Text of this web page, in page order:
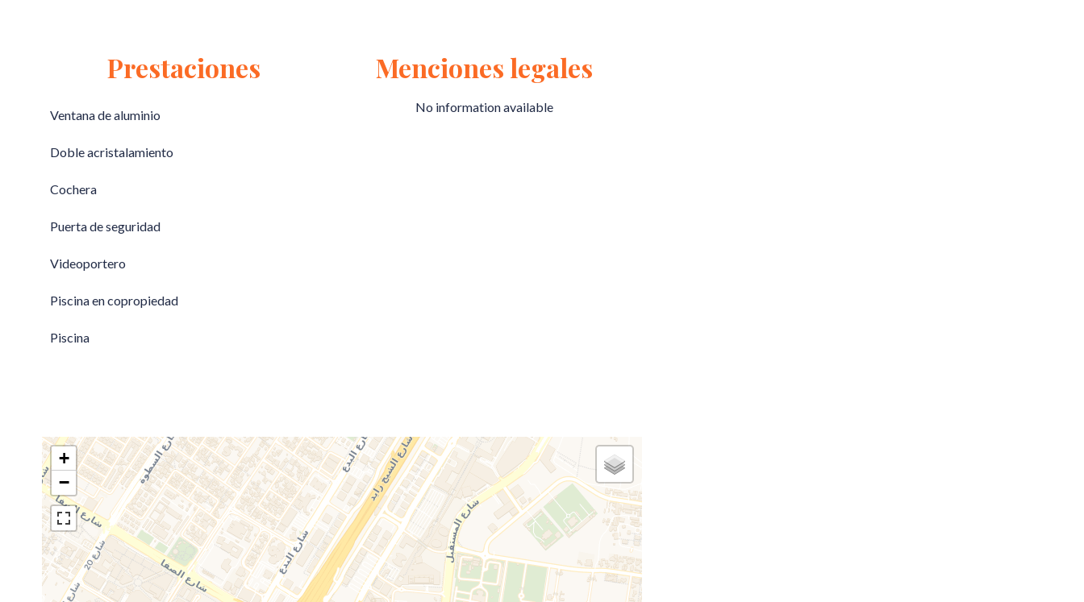
Prestaciones
Ventana de aluminio
Doble acristalamiento
Cochera
Puerta de seguridad
Videoportero
Piscina en copropiedad
Piscina
Menciones legales
No information available
+
−